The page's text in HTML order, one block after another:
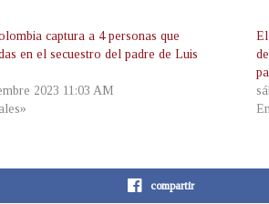
captura a 4 personas que
en el secuestro del padre de Luis
2023 11:03 AM
compartir